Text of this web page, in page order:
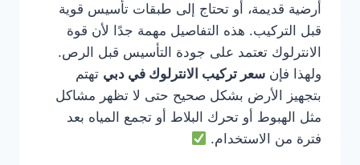
أرضية قديمة، أو تحتاج إلى طبقات تأسيس قوية
قبل التركيب. هذه التفاصيل مهمة جدًا لأن قوة
الانترلوك تعتمد على جودة التأسيس قبل الرص.
ولهذا فإن سعر تركيب الانترلوك في دبي تهتم
بتجهيز الأرض بشكل صحيح حتى لا تظهر مشاكل
مثل الهبوط أو تحرك البلاط أو تجمع المياه بعد
فترة من الاستخدام.